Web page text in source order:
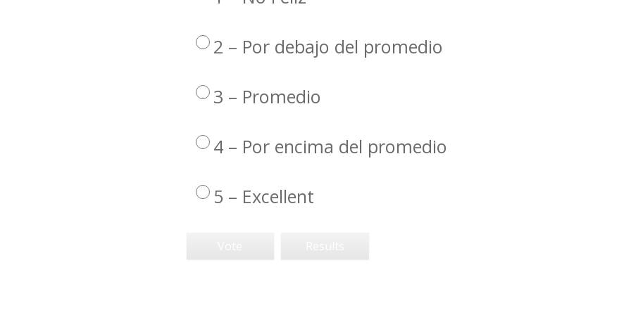
2 – Por debajo del promedio
3 – Promedio
4 – Por encima del promedio
5 – Excellent